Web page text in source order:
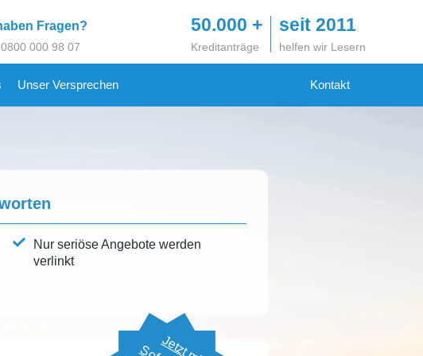
Fragen?
0800 000 98 07
50.000 +
Kreditanträge
seit 2011
helfen wir Lesern
Unser Versprechen Kontakt
Nur seriöse Angebote werden
verlinkt